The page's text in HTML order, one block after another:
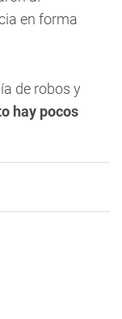
en forma
de robos y
hay pocos